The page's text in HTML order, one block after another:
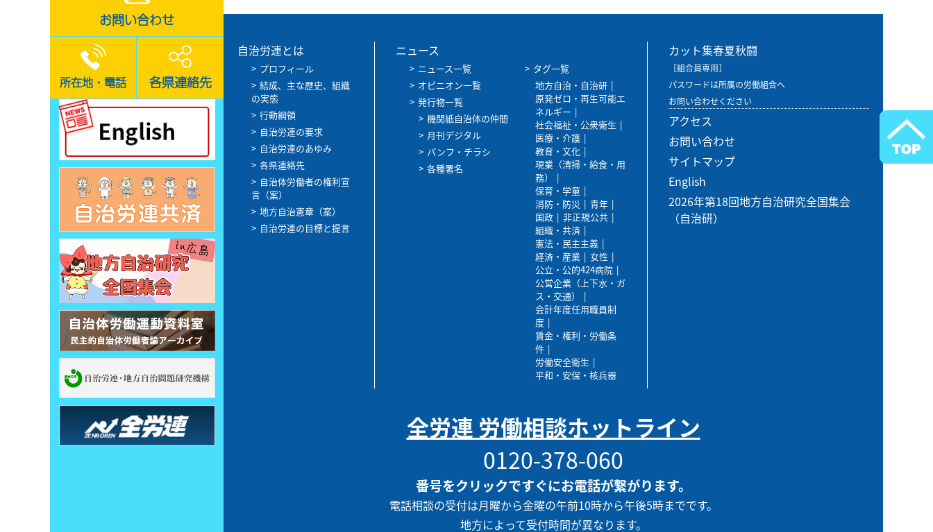
お問い合わせ
所在地・電話 各県連絡先
自治労連とは
プロフィール
結成、主な歴史、組織
の実態
行動綱領
自治労連の要求
自治労連のあゆみ
各県連絡先
自治体労働者の権利宣
言（案）
地方自治憲章（案）
自治労連の目標と提言
ニュース
ニュース一覧
オピニオン一覧
発行物一覧
機関紙自治体の仲間
月刊デジタル
パンフ・チラシ
各種署名
タグ一覧
地方自治・自治研
原発ゼロ・再生可能エ
ネルギー
社会福祉・公衆衛生
医療・介護
教育・文化
現業（清掃・給食・用
務）
保育・学童
消防・防災
青年
国政
非正規公共
組織・共済
憲法・民主主義
経済・産業
女性
公立・公的424病院
公営企業（上下水・ガ
ス・交通）
会計年度任用職員制
度
賃金・権利・労働条
件
労働安全衛生
平和・安保・核兵器
カット集春夏秋闘
［組合員専用］
パスワードは所属の労働組合へ
お問い合わせください
アクセス
お問い合わせ
サイトマップ
English
2026年第18回地方自治研究全国集会
（自治研）
全労連 労働相談ホットライン
0120-378-060
番号をクリックですぐにお電話が繋がります。
電話相談の受付は月曜から金曜の午前10時から午後5時までです。
地方によって受付時間が異なります。